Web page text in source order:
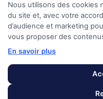
Mentions légales
Nous utilisons des cookies
du site et, avec votre
d’audience et marketing
vous proposer des
En savoir plus